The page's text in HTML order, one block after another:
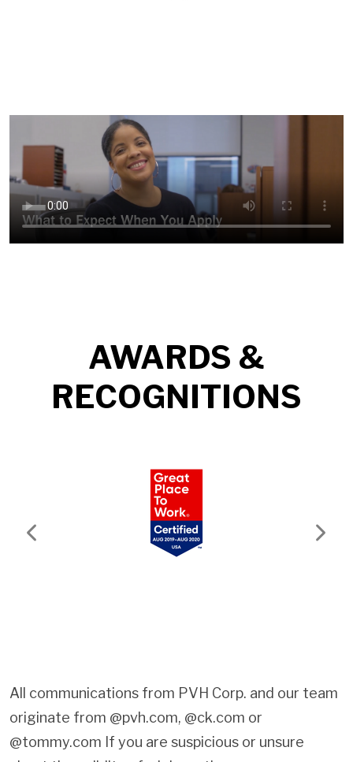
AWARDS &
RECOGNITIONS
Previous Next
All communications from PVH Corp. and our team
originate from @pvh.com, @ck.com or
@tommy.com If you are suspicious or unsure